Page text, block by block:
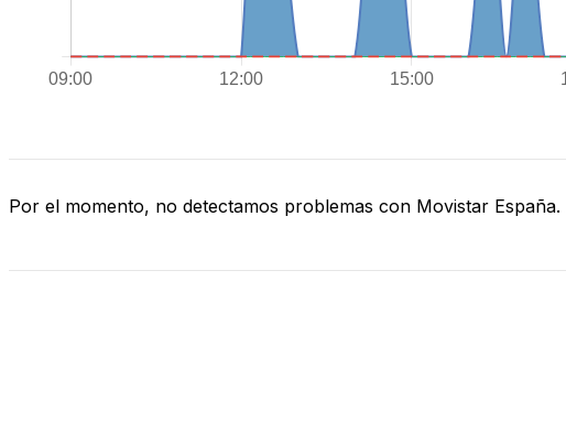
Por el momento, no detectamos problemas con Movistar España.